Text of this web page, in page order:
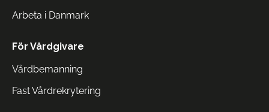
Arbeta i Danmark
För Vårdgivare
Vårdbemanning
Fast Vårdrekrytering